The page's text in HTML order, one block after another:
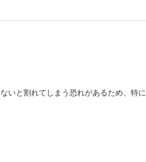
いと割れてしまう恐れがあるため、特に